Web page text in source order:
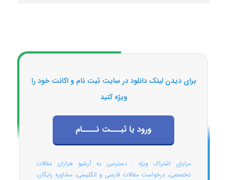
برای دیدن لینک دانلود در سایت ثبت نام و اکانت خود را
ویژه کنید
ورود یا ثبـــت نــــام
مزایای اشتراک ویژه : دسترسی به آرشیو هزاران مقالات
تخصصی، درخواست مقالات فارسی و انگلیسی، مشاوره رایگان،